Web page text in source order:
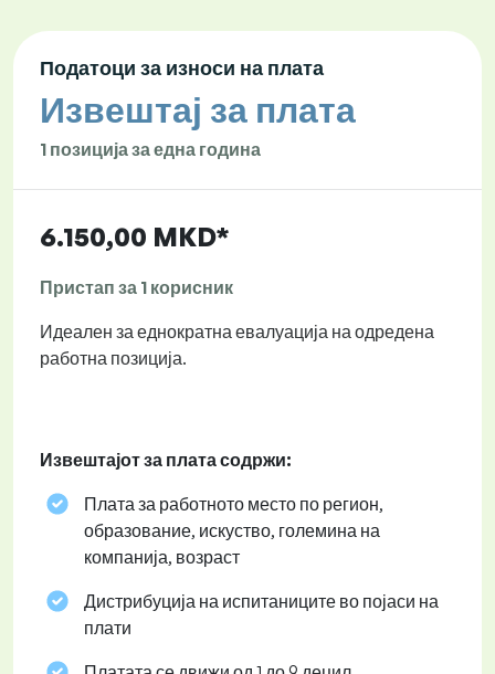
Податоци за износи на плата
Извештај за плата
1 позиција за една година
6.150,00 MKD*
Пристап за 1 корисник
Идеален за еднократна евалуација на одредена
работна позиција.
Извештајот за плата содржи:
Плата за работното место по регион,
образование, искуство, големина на
компанија, возраст
Дистрибуција на испитаниците во појаси на
плати